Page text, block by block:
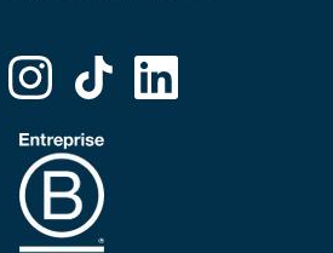
InstagramTikTok
Translation